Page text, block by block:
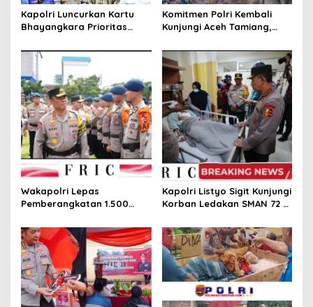
Kapolri Luncurkan Kartu
Bhayangkara Prioritas
Kepedulian Polri terhadap
Kesejahteraan Pekerja
Komitmen Polri Kembali
Kunjungi Aceh Tamiang,
Pascabencana Berjalan
Optimal
Wakapolri Lepas
Pemberangkatan 1.500
Pastikan Penanganan
Bencana Cepat dan Tepat
Kapolri Listyo Sigit Kunjungi
Korban Ledakan SMAN 72 di